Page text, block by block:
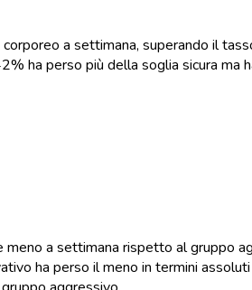
a settimana, superando il
ha perso più della soglia sicura ma
a settimana rispetto al gruppo
ha perso il meno in termini